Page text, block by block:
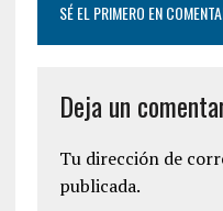
SÉ EL PRIMERO EN
Deja un
Tu dirección de
publicada.